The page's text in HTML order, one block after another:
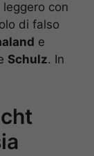
leggero con
di falso
e
Schulz. In